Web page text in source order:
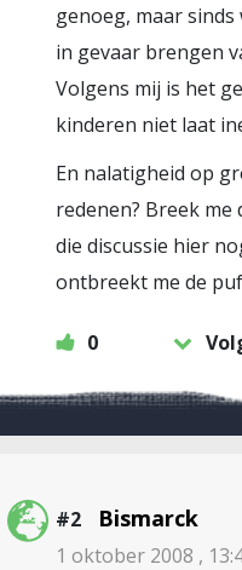
genoeg, maar
in gevaar brengen
Volgens mij is het
kinderen niet laat
En nalatigheid op
redenen? Breek me
die discussie hier
ontbreekt me de
0
#2 Bismarck
1 oktober 2008 ,